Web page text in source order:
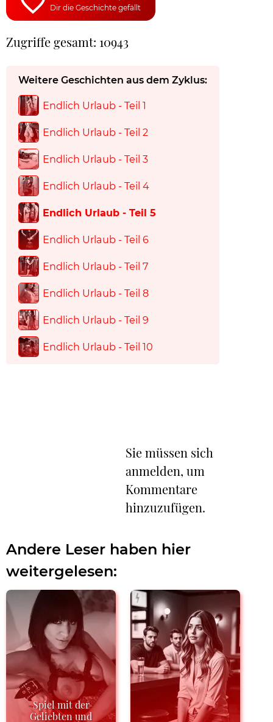
Dir die Geschichte gefällt
Zugriffe gesamt: 10943
Weitere Geschichten aus dem Zyklus:
Endlich Urlaub - Teil 1
Endlich Urlaub - Teil 2
Endlich Urlaub - Teil 3
Endlich Urlaub - Teil 4
Endlich Urlaub - Teil 5
Endlich Urlaub - Teil 6
Endlich Urlaub - Teil 7
Endlich Urlaub - Teil 8
Endlich Urlaub - Teil 9
Endlich Urlaub - Teil 10
Sie müssen sich
anmelden, um
Kommentare
hinzuzufügen.
Andere Leser haben hier
weitergelesen:
Spiel mit der
Geliebten und